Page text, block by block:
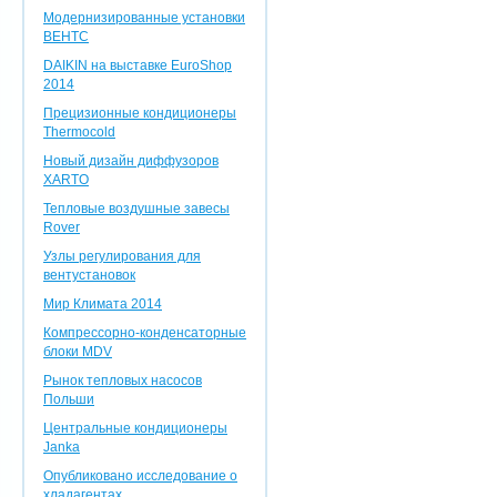
Модернизированные установки
ВЕНТС
DAIKIN на выставке EuroShop
2014
Прецизионные кондиционеры
Thermocold
Новый дизайн диффузоров
XARTO
Тепловые воздушные завесы
Rover
Узлы регулирования для
вентустановок
Мир Климата 2014
Компрессорно-конденсаторные
блоки MDV
Рынок тепловых насосов
Польши
Центральные кондиционеры
Janka
Опубликовано исследование о